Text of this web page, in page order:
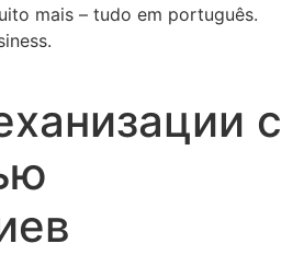
mais – tudo em português.
с